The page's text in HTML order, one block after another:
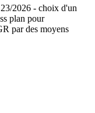
2026 - choix d'un
plan pour
par des moyens